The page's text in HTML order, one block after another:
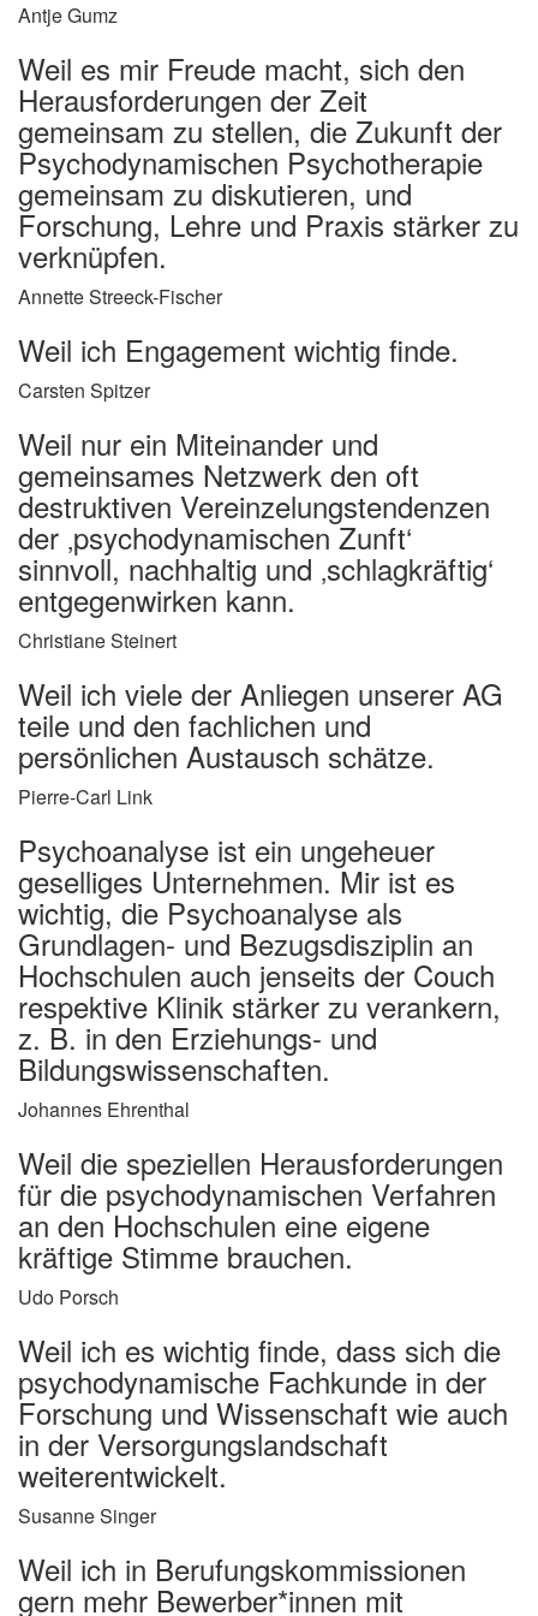
Antje Gumz
Weil es mir Freude macht, sich den
Herausforderungen der Zeit
gemeinsam zu stellen, die Zukunft der
Psychodynamischen Psychotherapie
gemeinsam zu diskutieren, und
Forschung, Lehre und Praxis stärker zu
verknüpfen.
Annette Streeck-Fischer
Weil ich Engagement wichtig finde.
Carsten Spitzer
Weil nur ein Miteinander und
gemeinsames Netzwerk den oft
destruktiven Vereinzelungstendenzen
der ‚psychodynamischen Zunft‘
sinnvoll, nachhaltig und ‚schlagkräftig‘
entgegenwirken kann.
Christiane Steinert
Weil ich viele der Anliegen unserer AG
teile und den fachlichen und
persönlichen Austausch schätze.
Pierre-Carl Link
Psychoanalyse ist ein ungeheuer
geselliges Unternehmen. Mir ist es
wichtig, die Psychoanalyse als
Grundlagen- und Bezugsdisziplin an
Hochschulen auch jenseits der Couch
respektive Klinik stärker zu verankern,
z. B. in den Erziehungs- und
Bildungswissenschaften.
Johannes Ehrenthal
Weil die speziellen Herausforderungen
für die psychodynamischen Verfahren
an den Hochschulen eine eigene
kräftige Stimme brauchen.
Udo Porsch
Weil ich es wichtig finde, dass sich die
psychodynamische Fachkunde in der
Forschung und Wissenschaft wie auch
in der Versorgungslandschaft
weiterentwickelt.
Susanne Singer
Weil ich in Berufungskommissionen
gern mehr Bewerber*innen mit